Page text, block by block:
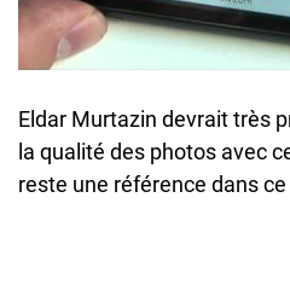
Eldar Murtazin devrait très
la qualité des photos avec
reste une référence dans